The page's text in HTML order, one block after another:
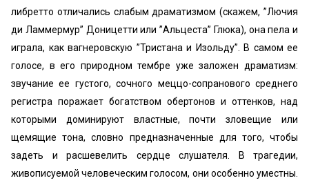
либретто отличались слабым драматизмом (скажем, ’’Лючия
ди Ламмермур” Доницетти или ’’Альцеста” Глюка), она пела и
играла, как вагнеровскую ’’Тристана и Изольду”. В самом ее
голосе, в его природном тембре уже заложен драматизм:
звучание ее густого, сочного меццо-сопранового среднего
регистра поражает богатством обертонов и оттенков, над
которыми доминируют властные, почти зловещие или
щемящие тона, словно предназначенные для того, чтобы
задеть и расшевелить сердце слушателя. В трагедии,
живописуемой человеческим голосом, они особенно уместны.